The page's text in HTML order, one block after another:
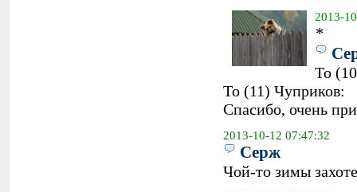
2013-
*
To
To (11) Чуприков:
Спасибо, очень
2013-10-12 07:47:32
Серж
Чой-то зимы